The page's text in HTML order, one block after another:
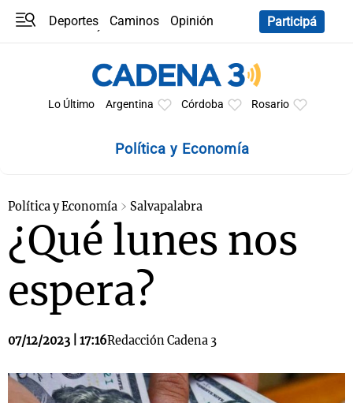
Deportes Caminos
Opinión
Participá
Lo Último Argentina Córdoba Rosario
Política y Economía
Política y Economía Salvapalabra
¿Qué lunes nos
espera?
07/12/2023 | 17:16Redacción Cadena 3